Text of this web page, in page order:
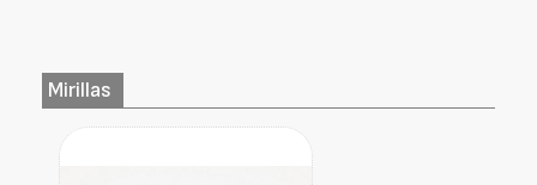
Mirillas